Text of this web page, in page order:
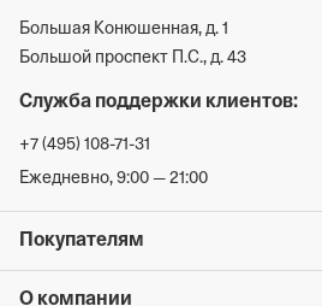
Большая Конюшенная, д. 1
Большой проспект П.С., д. 43
Служба поддержки клиентов:
+7 (495) 108-71-31
Ежедневно, 9:00 — 21:00
Покупателям
О компании